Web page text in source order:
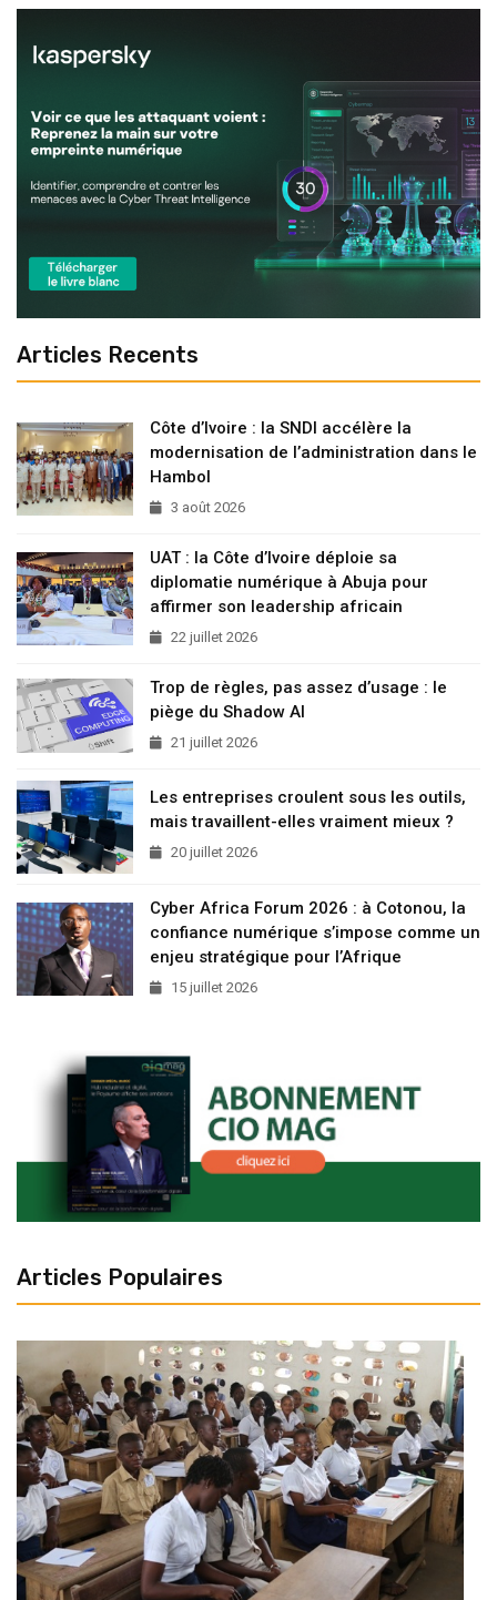
Articles Recents
Côte d’Ivoire : la SNDI accélère la
modernisation de l’administration dans le
Hambol
3 août 2026
UAT : la Côte d’Ivoire déploie sa
diplomatie numérique à Abuja pour
affirmer son leadership africain
22 juillet 2026
Trop de règles, pas assez d’usage : le
piège du Shadow AI
21 juillet 2026
Les entreprises croulent sous les outils,
mais travaillent-elles vraiment mieux ?
20 juillet 2026
Cyber Africa Forum 2026 : à Cotonou, la
confiance numérique s’impose comme un
enjeu stratégique pour l’Afrique
15 juillet 2026
Articles Populaires